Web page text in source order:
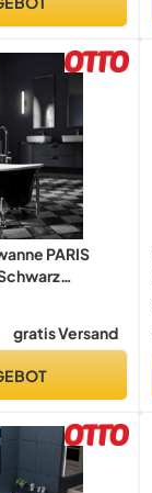
PARIS
&
gratis Versand